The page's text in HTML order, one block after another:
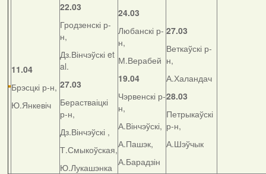
11.04
Брэсцкі р-н,
Ю.Янкевіч
22.03
Гродзенскі р-
н,
Дз.Вінчэўскі et
al.
27.03
Берастваіцкі
р-н,
Дз.Вінчэўскі ,
Т.Смыкоўская,
Ю.Лукашэнка
24.03
Любанскі р-
н,
М.Верабей
19.04
Чэрвенскі р-
н,
А.Вінчэўскі,
А.Пашэк,
А.Барадзін
27.03
Веткаўскі р-
н,
А.Халандач
28.03
Петрыкаўскі
р-н,
А.Шэўчык